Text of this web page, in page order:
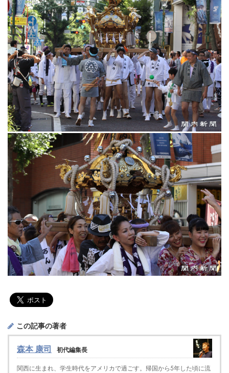
この記事の著者
森本 康司 初代編集長
関西に生まれ、学生時代をアメリカで過ごす。帰国から5年した頃に流